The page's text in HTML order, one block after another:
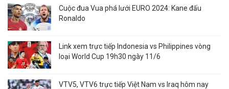
Cuộc đua Vua phá lưới EURO 2024: Kane đấu
Ronaldo
Link xem trực tiếp Indonesia vs Philippines vòng
loại World Cup 19h30 ngày 11/6
VTV5, VTV6 trực tiếp Việt Nam vs Iraq hôm nay